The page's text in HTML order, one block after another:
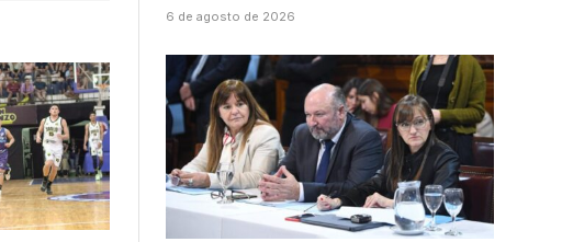
6 de agosto de 2026